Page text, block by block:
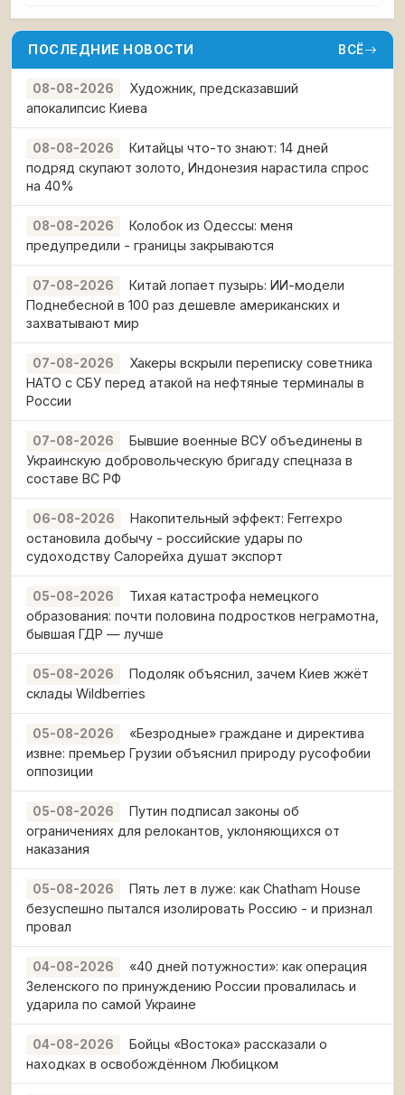
ПОСЛЕДНИЕ НОВОСТИ ВСЁ
08-08-2026
Художник, предсказавший
апокалипсис Киева
08-08-2026
Китайцы что-то знают: 14 дней
подряд скупают золото, Индонезия нарастила спрос
на 40%
08-08-2026
Колобок из Одессы: меня
предупредили - границы закрываются
07-08-2026
Китай лопает пузырь: ИИ-модели
Поднебесной в 100 раз дешевле американских и
захватывают мир
07-08-2026
Хакеры вскрыли переписку советника
НАТО с СБУ перед атакой на нефтяные терминалы в
России
07-08-2026
Бывшие военные ВСУ объединены в
Украинскую добровольческую бригаду спецназа в
составе ВС РФ
06-08-2026
Накопительный эффект: Ferrexpo
остановила добычу - российские удары по
судоходству Салорейха душат экспорт
05-08-2026
Тихая катастрофа немецкого
образования: почти половина подростков неграмотна,
бывшая ГДР — лучше
05-08-2026
Подоляк объяснил, зачем Киев жжёт
склады Wildberries
05-08-2026
«Безродные» граждане и директива
извне: премьер Грузии объяснил природу русофобии
оппозиции
05-08-2026
Путин подписал законы об
ограничениях для релокантов, уклоняющихся от
наказания
05-08-2026
Пять лет в луже: как Chatham House
безуспешно пытался изолировать Россию - и признал
провал
04-08-2026
«40 дней потужности»: как операция
Зеленского по принуждению России провалилась и
ударила по самой Украине
04-08-2026
Бойцы «Востока» рассказали о
находках в освобождённом Любицком